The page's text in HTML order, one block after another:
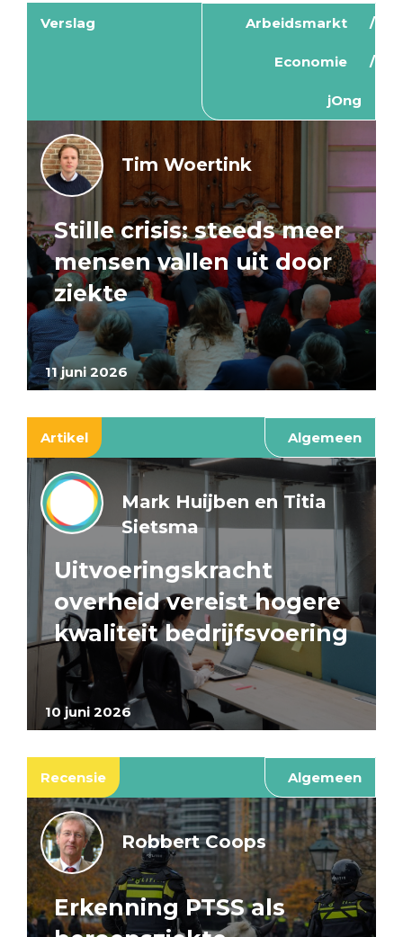
Verslag Arbeidsmarkt
Economie
jOng
11 juni 2026
Tim Woertink
Stille crisis: steeds meer
mensen vallen uit door
ziekte
Artikel Algemeen
10 juni 2026
Mark Huijben en Titia
Sietsma
Uitvoeringskracht
overheid vereist hogere
kwaliteit bedrijfsvoering
Recensie Algemeen
Robbert Coops
Erkenning PTSS als